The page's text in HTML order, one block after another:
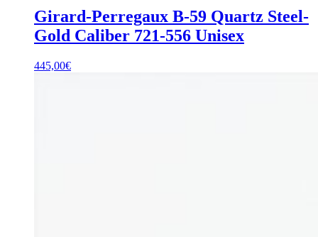
Girard-Perregaux B-59 Quartz Steel-
Gold Caliber 721-556 Unisex
445,00€